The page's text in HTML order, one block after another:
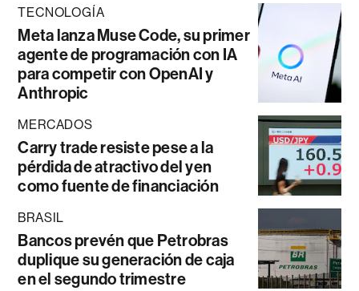
TECNOLOGÍA
Meta lanza Muse Code, su primer
agente de programación con IA
para competir con OpenAI y
Anthropic
MERCADOS
Carry trade resiste pese a la
pérdida de atractivo del yen
como fuente de financiación
BRASIL
Bancos prevén que Petrobras
duplique su generación de caja
en el segundo trimestre